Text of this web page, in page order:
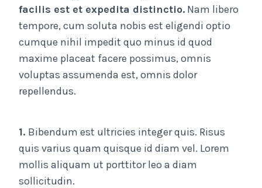
facilis est et expedita distinctio. Nam libero
tempore, cum soluta nobis est eligendi optio
cumque nihil impedit quo minus id quod
maxime placeat facere possimus, omnis
voluptas assumenda est, omnis dolor
repellendus.
1. Bibendum est ultricies integer quis. Risus
quis varius quam quisque id diam vel. Lorem
mollis aliquam ut porttitor leo a diam
sollicitudin.